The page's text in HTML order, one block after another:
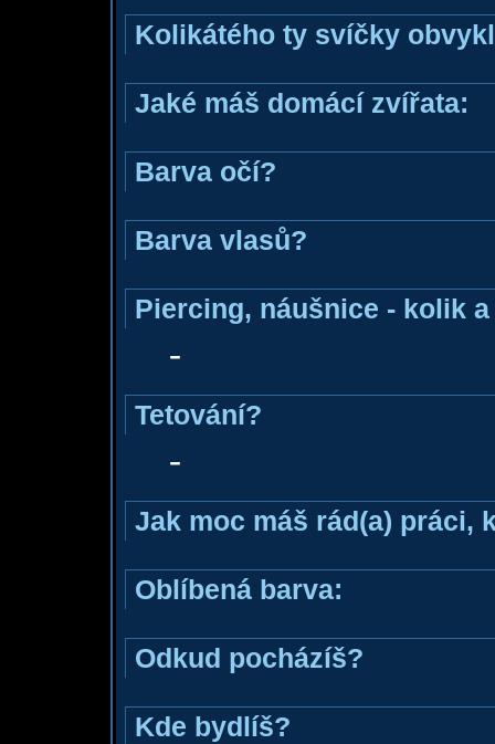
Kolikátého ty svíčky
Jaké máš domácí zvířata:
Barva očí?
Barva vlasů?
Piercing, náušnice - kolik
-
Tetování?
-
Jak moc máš rád(a) práci,
Oblíbená barva:
Odkud pocházíš?
Kde bydlíš?